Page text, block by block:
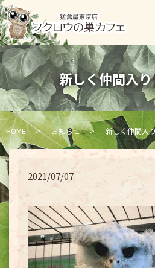
新しく仲間入
HOME お知らせ 新しく仲間入
2021/07/07